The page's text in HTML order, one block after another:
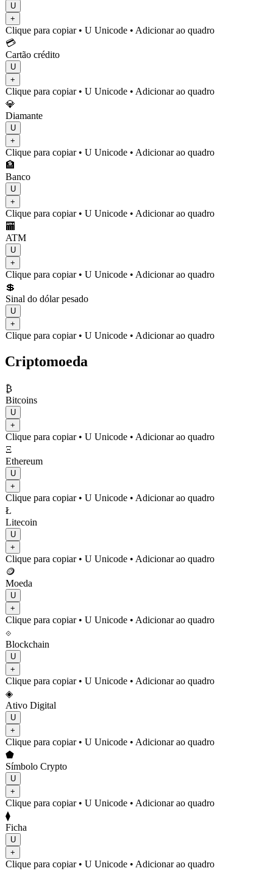
U
+
Clique para copiar• U Unicode • Adicionar ao quadro
💳
Cartão crédito
U
+
Clique para copiar• U Unicode • Adicionar ao quadro
💎
Diamante
U
+
Clique para copiar• U Unicode • Adicionar ao quadro
🏦
Banco
U
+
Clique para copiar• U Unicode • Adicionar ao quadro
🏧
ATM
U
+
Clique para copiar• U Unicode • Adicionar ao quadro
💲
Sinal do dólar pesado
U
+
Clique para copiar• U Unicode • Adicionar ao quadro
Criptomoeda
₿
Bitcoins
U
+
Clique para copiar• U Unicode • Adicionar ao quadro
Ξ
Ethereum
U
+
Clique para copiar• U Unicode • Adicionar ao quadro
Ł
Litecoin
U
+
Clique para copiar• U Unicode • Adicionar ao quadro
🪙
Moeda
U
+
Clique para copiar• U Unicode • Adicionar ao quadro
⟐
Blockchain
U
+
Clique para copiar• U Unicode • Adicionar ao quadro
◈
Ativo Digital
U
+
Clique para copiar• U Unicode • Adicionar ao quadro
⬟
Símbolo Crypto
U
+
Clique para copiar• U Unicode • Adicionar ao quadro
⧫
Ficha
U
+
Clique para copiar• U Unicode • Adicionar ao quadro